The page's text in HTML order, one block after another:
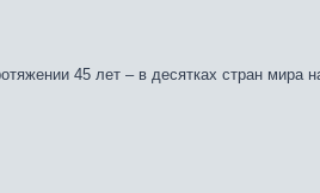
45 лет – в десятках стран мира